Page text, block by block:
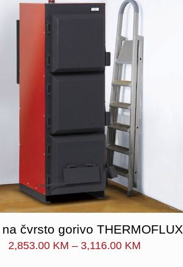
čvrsto gorivo THERMOFLUX
2,853.00 KM – 3,116.00 KMPrice